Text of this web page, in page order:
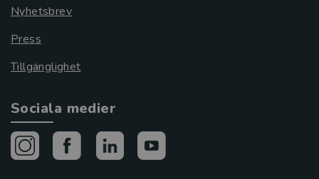
Nyhetsbrev
Press
Tillgänglighet
Sociala medier